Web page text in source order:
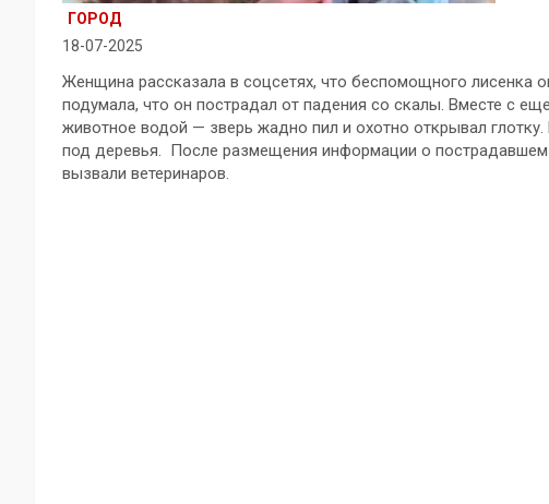
ГОРОД
18-07-2025
Женщина рассказала в соцсетях, что беспомощного лисенка
подумала, что он пострадал от падения со скалы. Вместе с
животное водой — зверь жадно пил и охотно открывал
под деревья. После размещения информации о пострадавшем
вызвали ветеринаров.